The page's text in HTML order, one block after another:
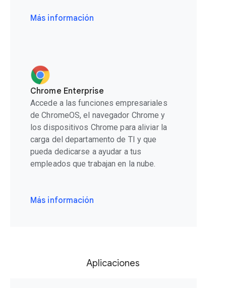
Más información
Chrome Enterprise
Accede a las funciones empresariales
de ChromeOS, el navegador Chrome y
los dispositivos Chrome para aliviar la
carga del departamento de TI y que
pueda dedicarse a ayudar a tus
empleados que trabajan en la nube.
Más información
Aplicaciones